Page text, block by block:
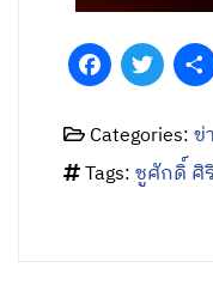
Facebook
Categories:ข่
Tags:ชูศักดิ์ ศิ